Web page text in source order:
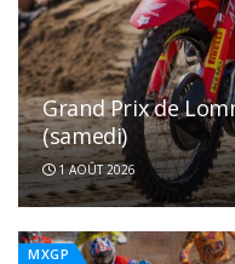
Grand Prix de
(samedi)
1 AOÛT 2026
MXGP